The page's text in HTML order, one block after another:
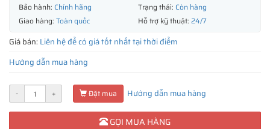
Bảo hành: Chính hãng Trạng thái: Còn hàng
Giao hàng: Toàn quốc Hỗ trợ kỹ thuật: 24/7
Giá bán: Liên hệ để có giá tốt nhất tại thời điểm
Hướng dẫn mua hàng
- + Đặt mua Hướng dẫn mua hàng
GỌI MUA HÀNG